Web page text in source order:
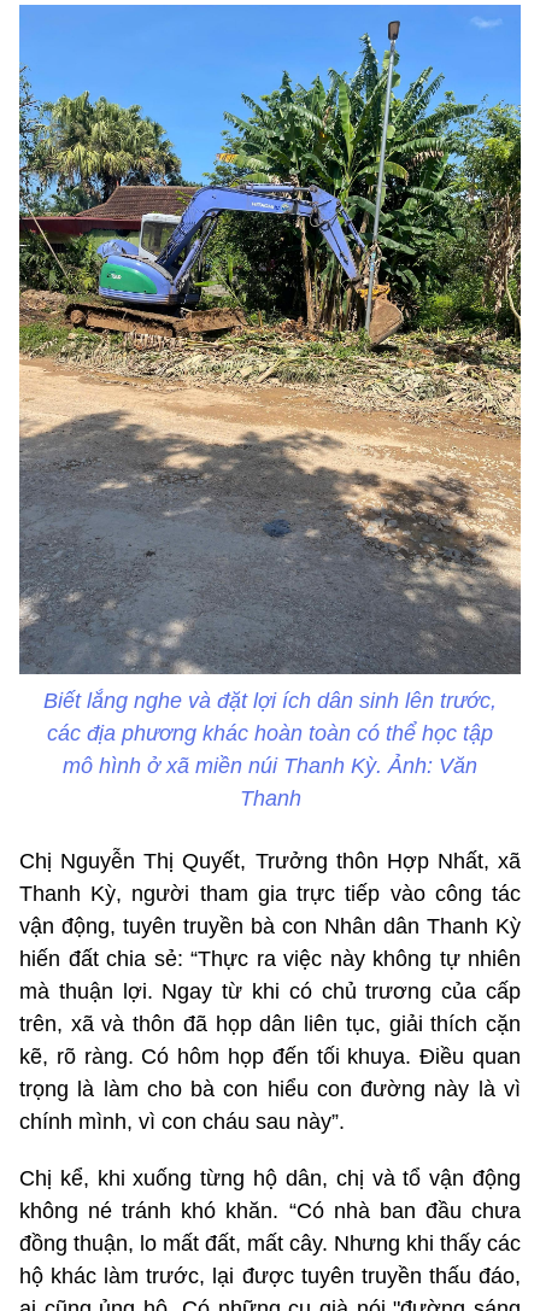
Biết lắng nghe và đặt lợi ích dân sinh lên trước,
các địa phương khác hoàn toàn có thể học tập
mô hình ở xã miền núi Thanh Kỳ. Ảnh: Văn
Thanh
Chị Nguyễn Thị Quyết, Trưởng thôn Hợp Nhất, xã
Thanh Kỳ, người tham gia trực tiếp vào công tác
vận động, tuyên truyền bà con Nhân dân Thanh Kỳ
hiến đất chia sẻ: “Thực ra việc này không tự nhiên
mà thuận lợi. Ngay từ khi có chủ trương của cấp
trên, xã và thôn đã họp dân liên tục, giải thích cặn
kẽ, rõ ràng. Có hôm họp đến tối khuya. Điều quan
trọng là làm cho bà con hiểu con đường này là vì
chính mình, vì con cháu sau này”.
Chị kể, khi xuống từng hộ dân, chị và tổ vận động
không né tránh khó khăn. “Có nhà ban đầu chưa
đồng thuận, lo mất đất, mất cây. Nhưng khi thấy các
hộ khác làm trước, lại được tuyên truyền thấu đáo,